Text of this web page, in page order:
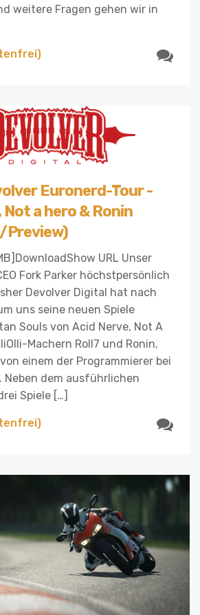
weitere Fragen gehen wir in
Euronerd-Tour -
a hero & Ronin
URL Unser
Fork Parker höchstpersönlich
Devolver Digital hat nach
uns seine neuen Spiele
Souls von Acid Nerve, Not A
Machern Roll7 und Ronin,
einem der Programmierer bei
Neben dem ausführlichen
Spiele […]